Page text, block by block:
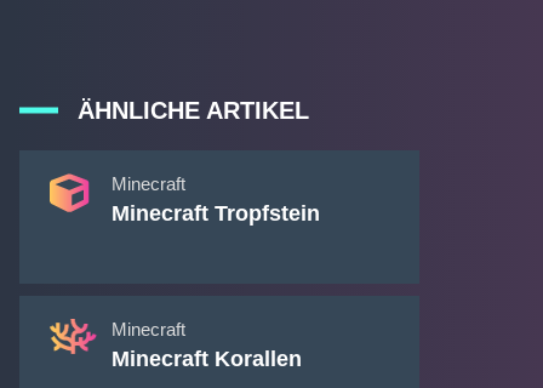
ÄHNLICHE ARTIKEL
Minecraft
Minecraft Tropfstein
Minecraft
Minecraft Korallen